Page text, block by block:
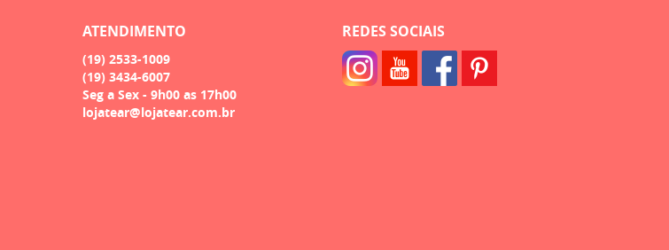
ATENDIMENTO
(19) 2533-1009
(19) 3434-6007
Seg a Sex - 9h00 as 17h00
lojatear@lojatear.com.br
REDES SOCIAIS